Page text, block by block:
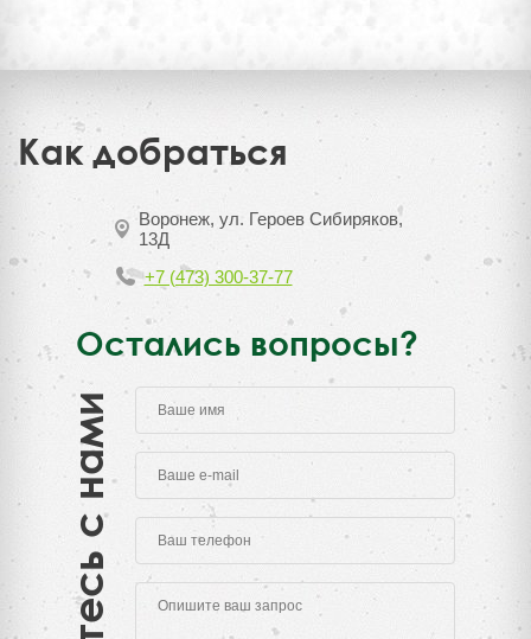
Как добраться
Воронеж, ул. Героев Сибиряков,
13Д
+7 (473) 300-37-77
Остались вопросы?